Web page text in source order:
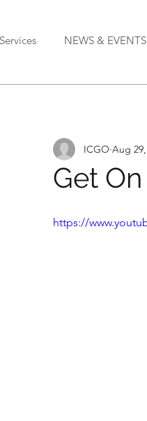
Services NEWS & EVENTS
Get
ICGO Aug
https://